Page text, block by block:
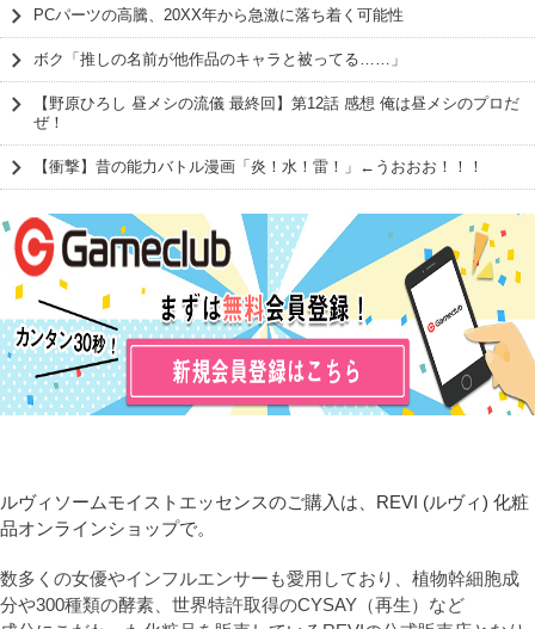
PCパーツの高騰、20XX年から急激に落ち着く可能性
ボク「推しの名前が他作品のキャラと被ってる……」
【野原ひろし 昼メシの流儀 最終回】第12話 感想 俺は昼メシのプロだ
ぜ！
【衝撃】昔の能力バトル漫画「炎！水！雷！」←うおおお！！！
ルヴィソームモイストエッセンスのご購入は、REVI (ルヴィ) 化粧
品オンラインショップで。
数多くの女優やインフルエンサーも愛用しており、植物幹細胞成
分や300種類の酵素、世界特許取得のCYSAY（再生）など